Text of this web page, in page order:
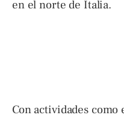
en el norte de Italia.
Con actividades como